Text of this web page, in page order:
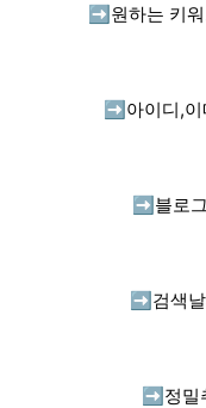
➡️ 원하는 키
➡️ 아이디,
➡️ 블로
➡️ 검색
➡️ 정밀